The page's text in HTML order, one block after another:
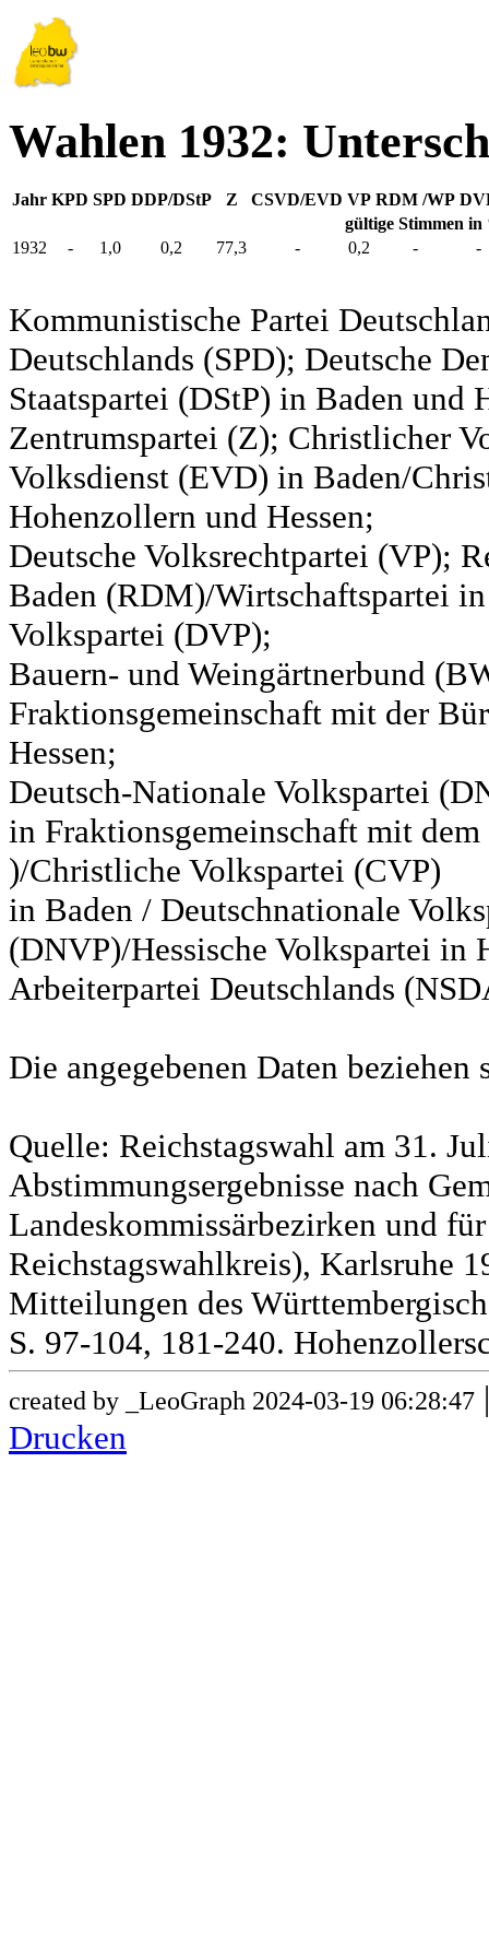
Wahlen 1932:
Jahr KPD SPD DDP/DStP Z CSVD/EVD VP RDM /WP
gültige Stimmen in
1932
- 1,0 0,2 77,3 - 0,2 - -
Kommunistische Partei
Deutschlands (SPD); Deutsche
Staatspartei (DStP) in Baden und
Zentrumspartei (Z); Christlicher
Volksdienst (EVD) in Baden/
Hohenzollern und Hessen;
Deutsche Volksrechtpartei (VP);
Baden (RDM)/Wirtschaftspartei
Volkspartei (DVP);
Bauern- und Weingärtnerbund
Fraktionsgemeinschaft mit der
Hessen;
Deutsch-Nationale Volkspartei
in Fraktionsgemeinschaft mit
)/Christliche Volkspartei (CVP)
in Baden / Deutschnationale
(DNVP)/Hessische Volkspartei in
Arbeiterpartei Deutschlands
Die angegebenen Daten
Quelle: Reichstagswahl am 31.
Abstimmungsergebnisse nach
Landeskommissärbezirken und
Reichstagswahlkreis), Karlsruhe
Mitteilungen des
S. 97-104, 181-240.
created by _LeoGraph 2024-03-19 06:28:47
Drucken